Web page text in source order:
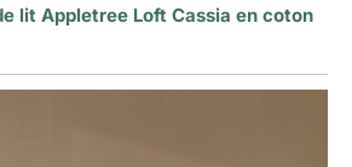
lit Appletree Loft Cassia en coton